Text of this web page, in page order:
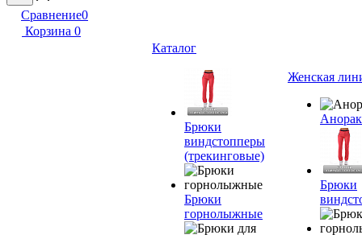
Сравнение0
Корзина 0
Каталог
Брюки
виндстопперы
(трекинговые)
Брюки
горнолыжные
Женская
Брюки